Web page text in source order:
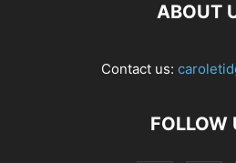
ABOUT
Contact us:
FOLLOW